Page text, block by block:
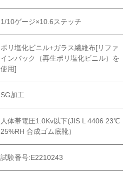
1/10ゲージ×10.6ステッチ
ポリ塩化ビニル+ガラス繊維布[リファ
インバック（再生ポリ塩化ビニル）を
使用]
SG加工
人体帯電圧1.0Kv以下(JIS L 4406 23℃
25%RH 合成ゴム底靴）
試験番号:E2210243